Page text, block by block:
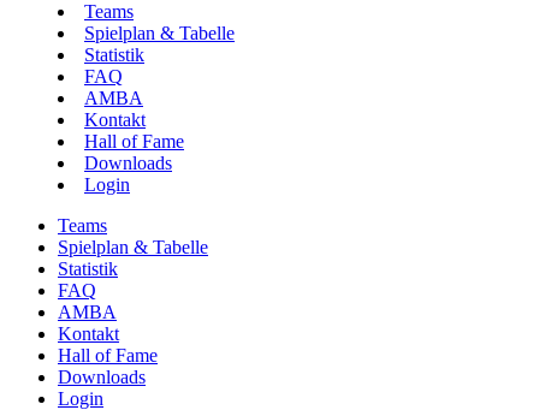
Teams
Spielplan & Tabelle
Statistik
FAQ
AMBA
Kontakt
Hall of Fame
Downloads
Login
Teams
Spielplan & Tabelle
Statistik
FAQ
AMBA
Kontakt
Hall of Fame
Downloads
Login